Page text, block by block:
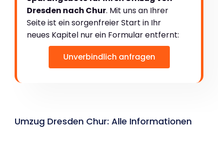
Dresden nach Chur. Mit uns an Ihrer
Seite ist ein sorgenfreier Start in Ihr
neues Kapitel nur ein Formular entfernt:
Unverbindlich anfragen
Umzug Dresden Chur: Alle Informationen